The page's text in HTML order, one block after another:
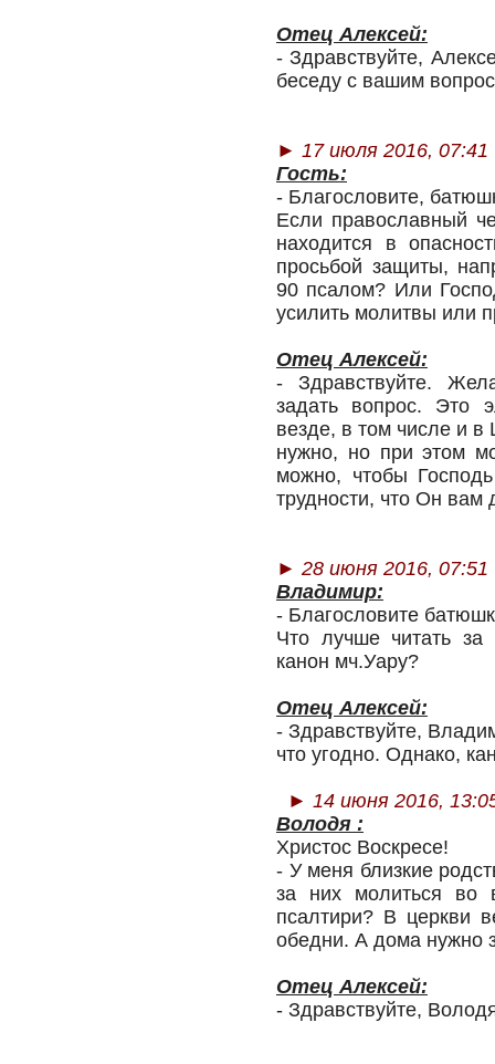
Отец Алексей:
- Здравствуйте,
беседу с вашим
► 17 июля 2016, 07:41
Гость:
- Благословите,
Если православный
находится в
просьбой защиты,
90 псалом? Или
усилить молитвы или
Отец Алексей:
- Здравствуйте.
задать вопрос. Это
везде, в том числе и
нужно, но при этом
можно, чтобы
трудности, что Он вам
► 28 июня 2016, 07:51
Владимир:
- Благословите
Что лучше читать за
канон мч.Уару?
Отец Алексей:
-Здравствуйте,
что угодно. Однако,
► 14 июня 2016,
Володя :
Христос Воскресе!
- У меня близкие
за них молиться во
псалтири? В церкви
обедни. А дома нужно
Отец Алексей:
- Здравствуйте,